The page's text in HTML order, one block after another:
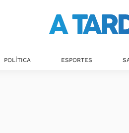
POLÍTICA ESPORTES